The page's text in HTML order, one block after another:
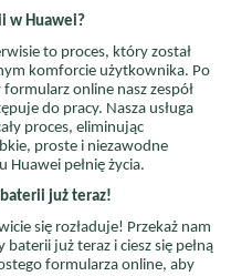
w Huawei?
to proces, który został
komforcie użytkownika. Po
online nasz zespół
do pracy. Nasza usługa
proces, eliminując
proste i niezawodne
pełnię życia.
już teraz!
się rozładuje! Przekaż nam
już teraz i ciesz się pełną
formularza online, aby